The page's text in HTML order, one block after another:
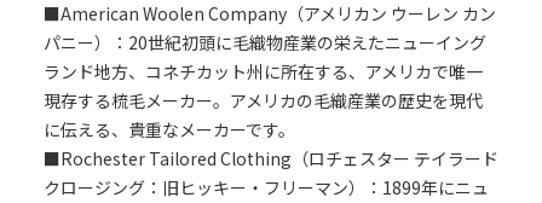
■American Woolen Company（アメリカン ウーレン カン
パニー）：20世紀初頭に毛織物産業の栄えたニューイング
ランド地方、コネチカット州に所在する、アメリカで唯一
現存する梳毛メーカー。アメリカの毛織産業の歴史を現代
に伝える、貴重なメーカーです。
■Rochester Tailored Clothing（ロチェスター テイラード
クロージング：旧ヒッキー・フリーマン）：1899年にニュ